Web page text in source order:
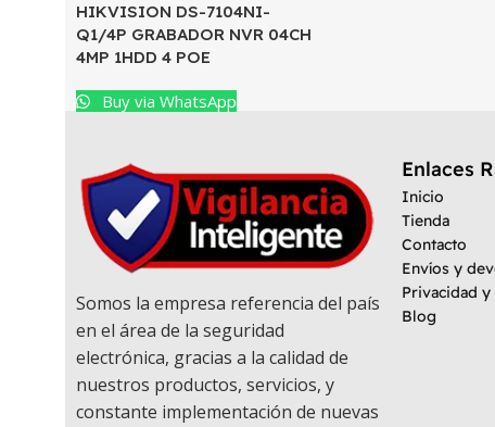
HIKVISION DS-7104NI-
Q1/4P GRABADOR NVR 04CH
4MP 1HDD 4 POE
Buy via WhatsApp
Somos la empresa referencia del país
en el área de la seguridad
electrónica, gracias a la calidad de
nuestros productos, servicios, y
constante implementación de nuevas
Enlaces
Inicio
Tienda
Contacto
Envíos y
Privacidad
Blog